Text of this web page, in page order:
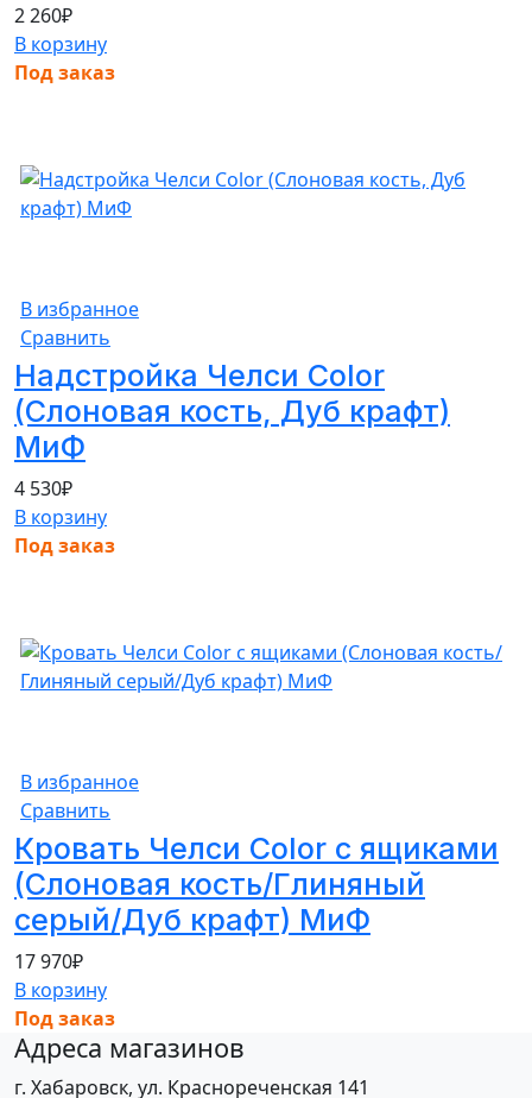
2 260₽
В корзину
Под заказ
В избранное
Сравнить
Надстройка Челси Color
(Слоновая кость, Дуб крафт)
МиФ
4 530₽
В корзину
Под заказ
В избранное
Сравнить
Кровать Челси Color с ящиками
(Слоновая кость/Глиняный
серый/Дуб крафт) МиФ
17 970₽
В корзину
Под заказ
Адреса магазинов
г. Хабаровск, ул. Краснореченская 141